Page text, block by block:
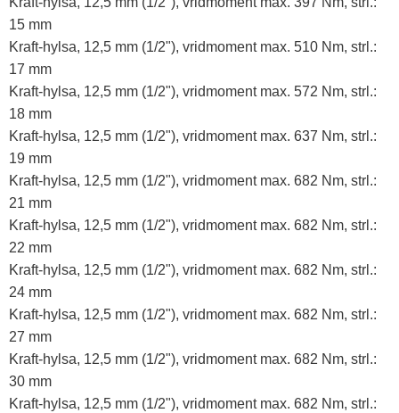
15 mm
Kraft-hylsa, 12,5 mm (1/2"), vridmoment max. 510 Nm, strl.:
17 mm
Kraft-hylsa, 12,5 mm (1/2"), vridmoment max. 572 Nm, strl.:
18 mm
Kraft-hylsa, 12,5 mm (1/2"), vridmoment max. 637 Nm, strl.:
19 mm
Kraft-hylsa, 12,5 mm (1/2"), vridmoment max. 682 Nm, strl.:
21 mm
Kraft-hylsa, 12,5 mm (1/2"), vridmoment max. 682 Nm, strl.:
22 mm
Kraft-hylsa, 12,5 mm (1/2"), vridmoment max. 682 Nm, strl.:
24 mm
Kraft-hylsa, 12,5 mm (1/2"), vridmoment max. 682 Nm, strl.:
27 mm
Kraft-hylsa, 12,5 mm (1/2"), vridmoment max. 682 Nm, strl.:
30 mm
Kraft-hylsa, 12,5 mm (1/2"), vridmoment max. 682 Nm, strl.: